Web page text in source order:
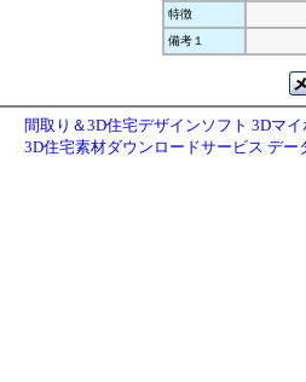
特徴
備考１
間取り＆3D住宅デザインソフト 3Dマ
3D住宅素材ダウンロードサービス デー